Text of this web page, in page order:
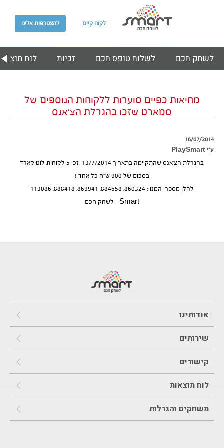
להצטרפות אלינו לקוח קיים
לוח זכיות לשלוח טופס חכם לשחק חכם
מחיאות כפיים סוערות ללקוחות הנוספים של
סמארט שזכו בהגרלת הצ’אנס
16/07/2014
ע״י PlaySmart
בהגרלת הצ’אנס שהתקיימה בתאריך 13/7/2014 זכו 5 לקוחות לוטוקארד
בסכום של 900 ש”ח כל אחד !
להלן מספרי המנוי: 860324, 884658, 869941, 888418, 113086
Smart – לשחק חכם
אודותינו
שירותים
קישורים
לוח תוצאות
משחקים והגרלות